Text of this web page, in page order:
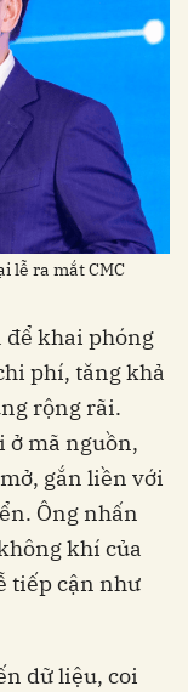
lễ ra mắt CMC
để khai phóng
phí, tăng khả
rộng rãi.
ở mã nguồn,
gắn liền với
Ông nhấn
khí của
tiếp cận như
dữ liệu, coi